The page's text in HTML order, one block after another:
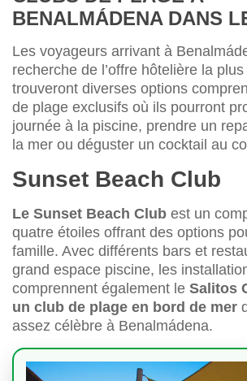
BENALMÁDENA DANS
Les voyageurs arrivant à
recherche de l’offre hôtelière la
trouveront diverses options
de plage exclusifs où ils pourront
journée à la piscine, prendre un
la mer ou déguster un cocktail au
Sunset Beach Club
Le Sunset Beach Club est un
quatre étoiles offrant des options
famille. Avec différents bars et
grand espace piscine, les
comprennent également le Salitos
un club de plage en bord de mer
assez célèbre à Benalmádena.